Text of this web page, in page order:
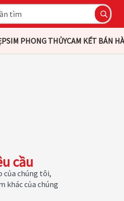
SIM PHONG THỦYCAM KẾT BÁN
cầu
của chúng tôi,
khác của chúng